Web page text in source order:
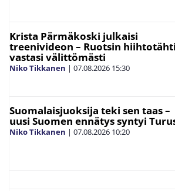
Krista Pärmäkoski julkaisi
treenivideon – Ruotsin hiihtotähti
vastasi välittömästi
Niko Tikkanen | 07.08.2026 15:30
Suomalaisjuoksija teki sen taas –
uusi Suomen ennätys syntyi
Niko Tikkanen | 07.08.2026 10:20